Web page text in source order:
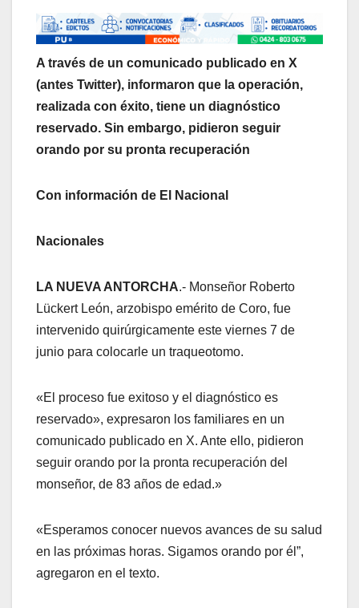
A través de un comunicado publicado en X
(antes Twitter), informaron que la operación,
realizada con éxito, tiene un diagnóstico
reservado. Sin embargo, pidieron seguir
orando por su pronta recuperación
Con información de El Nacional
Nacionales
LA NUEVA ANTORCHA.- Monseñor Roberto
Lückert León, arzobispo emérito de Coro, fue
intervenido quirúrgicamente este viernes 7 de
junio para colocarle un traqueotomo.
«El proceso fue exitoso y el diagnóstico es
reservado», expresaron los familiares en un
comunicado publicado en X. Ante ello, pidieron
seguir orando por la pronta recuperación del
monseñor, de 83 años de edad.»
«Esperamos conocer nuevos avances de su salud
en las próximas horas. Sigamos orando por él”,
agregaron en el texto.